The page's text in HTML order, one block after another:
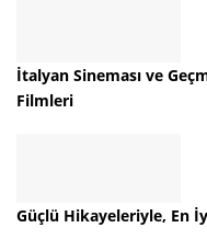
İtalyan Sineması ve
Filmleri
Güçlü Hikayeleriyle, En